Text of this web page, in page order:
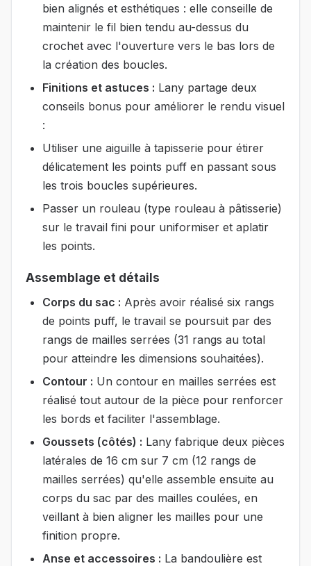
bien alignés et esthétiques : elle conseille de
maintenir le fil bien tendu au-dessus du
crochet avec l'ouverture vers le bas lors de
la création des boucles.
Finitions et astuces : Lany partage deux
conseils bonus pour améliorer le rendu visuel
:
Utiliser une aiguille à tapisserie pour étirer
délicatement les points puff en passant sous
les trois boucles supérieures.
Passer un rouleau (type rouleau à pâtisserie)
sur le travail fini pour uniformiser et aplatir
les points.
Assemblage et détails
Corps du sac : Après avoir réalisé six rangs
de points puff, le travail se poursuit par des
rangs de mailles serrées (31 rangs au total
pour atteindre les dimensions souhaitées).
Contour : Un contour en mailles serrées est
réalisé tout autour de la pièce pour renforcer
les bords et faciliter l'assemblage.
Goussets (côtés) : Lany fabrique deux pièces
latérales de 16 cm sur 7 cm (12 rangs de
mailles serrées) qu'elle assemble ensuite au
corps du sac par des mailles coulées, en
veillant à bien aligner les mailles pour une
finition propre.
Anse et accessoires : La bandoulière est